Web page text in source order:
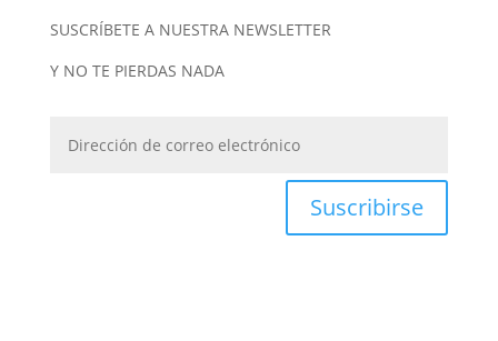
SUSCRÍBETE A NUESTRA NEWSLETTER
Y NO TE PIERDAS NADA
Suscribirse